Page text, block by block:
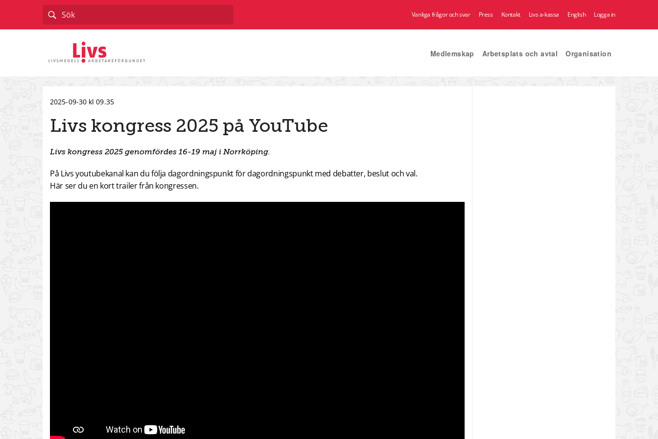
Vanliga frågor och svar Press Kontakt Livs a-kassa English Logga in
Medlemskap Arbetsplats och avtal Organisation
2025-09-30 kl 09.35
Livs kongress 2025 på YouTube
Livs kongress 2025 genomfördes 16-19 maj i Norrköping.
På Livs youtubekanal kan du följa dagordningspunkt för dagordningspunkt med debatter, beslut och val.
Här ser du en kort trailer från kongressen.